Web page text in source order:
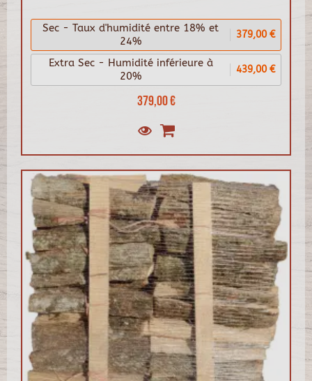
379,00 €
Sec - Taux d'humidité entre 18% et
24%
379,00 €
Extra Sec - Humidité inférieure à
20%
439,00 €